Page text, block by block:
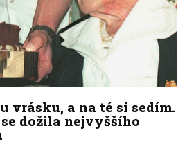
vrásku, a na té si sedím.
dožila nejvyššího